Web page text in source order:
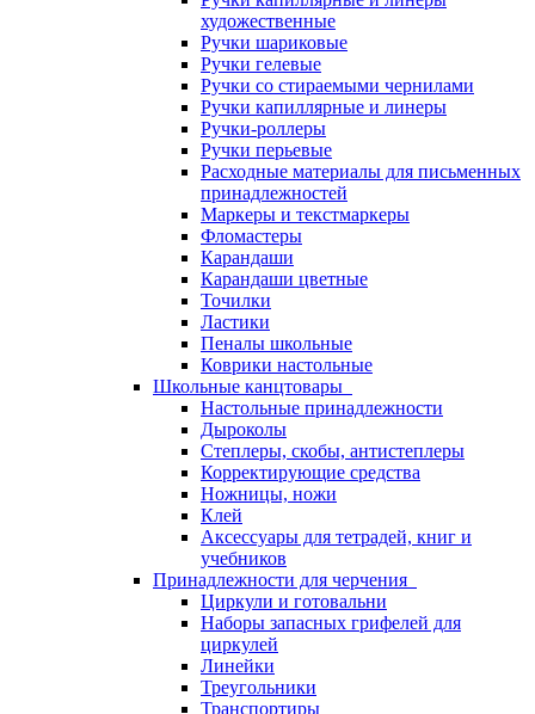
художественные
Ручки шариковые
Ручки гелевые
Ручки со стираемыми чернилами
Ручки капиллярные и линеры
Ручки-роллеры
Ручки перьевые
Расходные материалы для письменных
принадлежностей
Маркеры и текстмаркеры
Фломастеры
Карандаши
Карандаши цветные
Точилки
Ластики
Пеналы школьные
Коврики настольные
Школьные канцтовары
Настольные принадлежности
Дыроколы
Степлеры, скобы, антистеплеры
Корректирующие средства
Ножницы, ножи
Клей
Аксессуары для тетрадей, книг и
учебников
Принадлежности для черчения
Циркули и готовальни
Наборы запасных грифелей для
циркулей
Линейки
Треугольники
Транспортиры